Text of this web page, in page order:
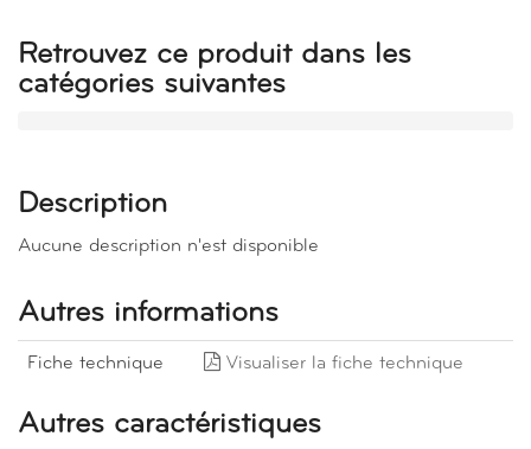
Retrouvez ce produit dans les
catégories suivantes
Description
Aucune description n'est disponible
Autres informations
Fiche technique Visualiser la fiche technique
Autres caractéristiques